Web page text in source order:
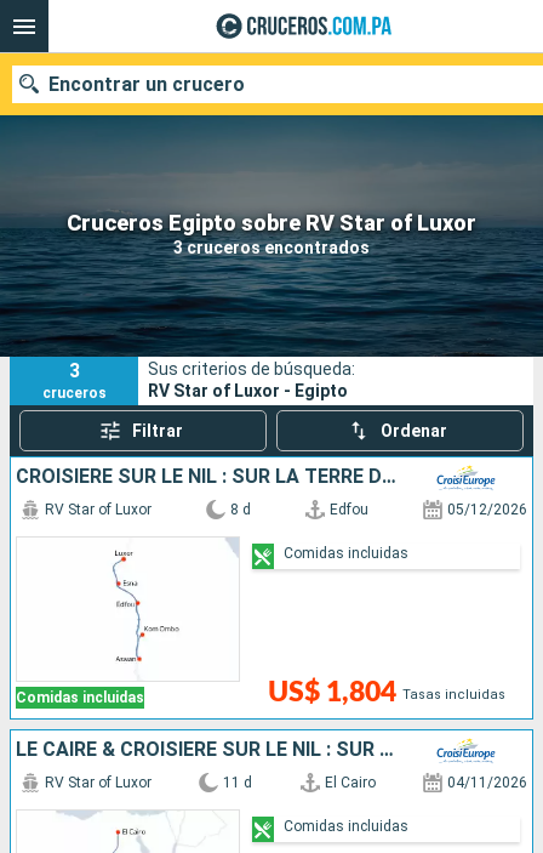
Cruceros Egipto sobre RV Star of Luxor
3 cruceros encontrados
Encontrar un crucero
Nuestros destinos
Fecha de salida
Puertos Compañías
Buscar
3
cruceros
Sus criterios de búsqueda:
RV Star of Luxor - Egipto
Filtrar Ordenar
CROISIÈRE SUR LE NIL : SUR LA TERRE DES PHARAONS
Comidas incluidas
RV Star of Luxor 8 d Edfou 05/12/2026
US$ 1,804 Tasas incluidas
Comidas incluidas
LE CAIRE & CROISIÈRE SUR LE NIL : SUR LA TERRE DES PHARAONS
RV Star of Luxor 11 d El Cairo 04/11/2026
Comidas incluidas